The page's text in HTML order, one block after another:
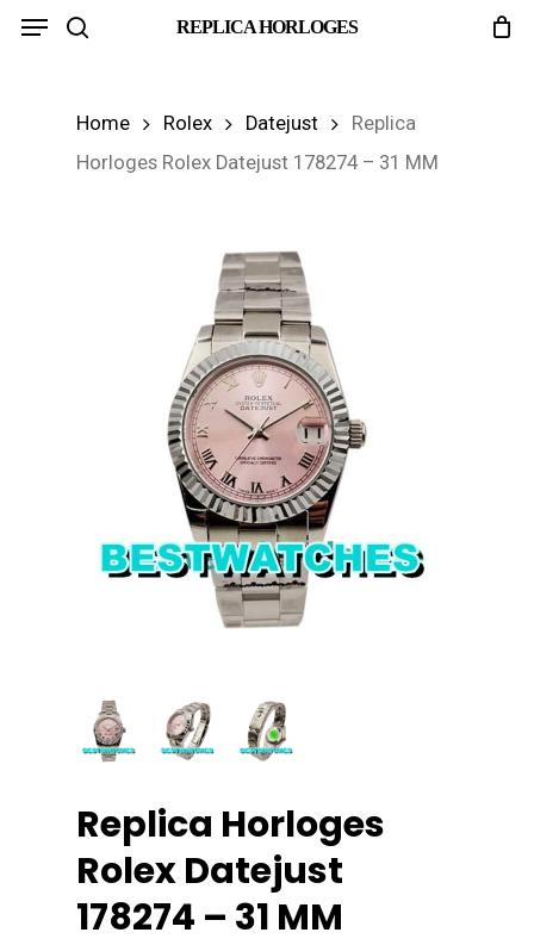
Skip
REPLICA HORLOGES
Menu
Home Rolex Datejust
Replica
Horloges Rolex Datejust 178274 – 31 MM
Replica Horloges
Rolex Datejust
178274 – 31 MM